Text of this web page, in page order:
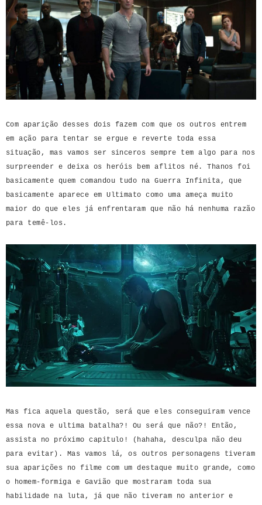
Com aparição desses dois fazem com que os outros entrem
em ação para tentar se ergue e reverte toda essa
situação, mas vamos ser sinceros sempre tem algo para nos
surpreender e deixa os heróis bem aflitos né. Thanos foi
basicamente quem comandou tudo na Guerra Infinita, que
basicamente aparece em Ultimato como uma ameça muito
maior do que eles já enfrentaram que não há nenhuma razão
para temê-los.
Mas fica aquela questão, será que eles conseguiram vence
essa nova e ultima batalha?! Ou será que não?! Então,
assista no próximo capitulo! (hahaha, desculpa não deu
para evitar). Mas vamos lá, os outros personagens tiveram
sua aparições no filme com um destaque muito grande, como
o homem-formiga e Gavião que mostraram toda sua
habilidade na luta, já que não tiveram no anterior e